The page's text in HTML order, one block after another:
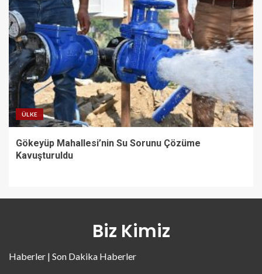
ÜLKE
Gökeyüp Mahallesi’nin Su Sorunu Çözüme
Kavuşturuldu
Biz Kimiz
Haberler | Son Dakika Haberler